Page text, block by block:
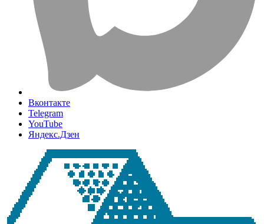
Вконтакте
Telegram
YouTube
Яндекс.Дзен